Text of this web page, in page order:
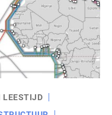
LEESTIJD